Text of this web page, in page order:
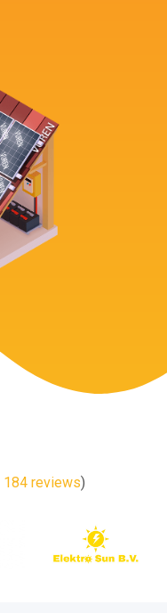
184 reviews)